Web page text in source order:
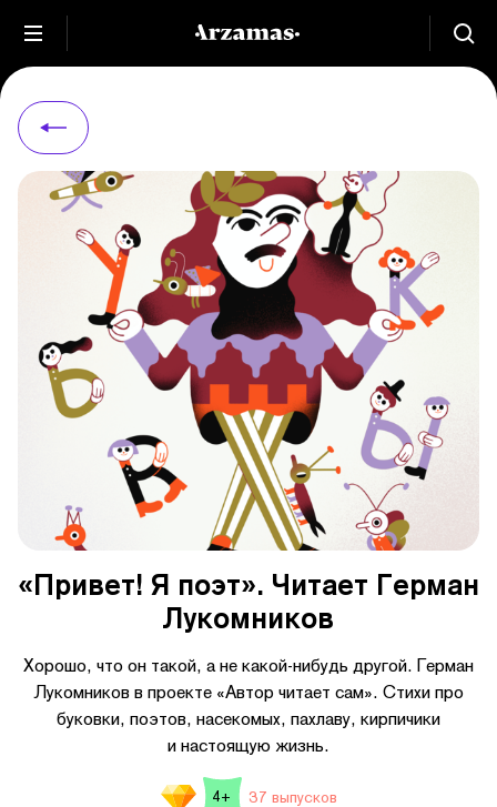
«Привет! Я поэт». Читает Герман
Лукомников
Хорошо, что он такой, а не какой-нибудь другой. Герман
Лукомников в проекте «Автор читает сам». Стихи про
буковки, поэтов, насекомых, пахлаву, кирпичики
и настоящую жизнь.
4+ 37 выпусков